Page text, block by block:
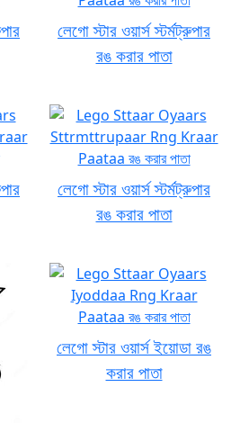
লেগো স্টার ওয়ার্স স্টর্মট্রুপার
রঙ করার পাতা
লেগো স্টার ওয়ার্স স্টর্মট্রুপার
রঙ করার পাতা
লেগো স্টার ওয়ার্স ইয়োডা রঙ
করার পাতা